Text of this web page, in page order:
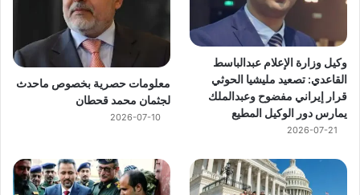
وكيل وزارة الإعلام عبدالباسط
القاعدي: تصعيد مليشيا الحوثي
قرار إيراني مفضوح وعبدالملك
يمارس دور الوكيل المطيع
2026-07-21
معلومات حصرية بخصوص ماحدث
لجثمان محمد قحطان
2026-07-10